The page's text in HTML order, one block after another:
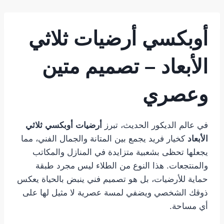
أوبكسي أرضيات ثلاثي
الأبعاد – تصميم متين
وعصري
في عالم الديكور الحديث، تبرز
أرضيات أوبكسي ثلاثي
الأبعاد كخيار فريد يجمع بين المتانة والجمال الفني، مما
يجعلها تحظى بشعبية متزايدة في المنازل والمكاتب
والمنتجعات. هذا النوع من الطلاء ليس مجرد طبقة
حماية للأرضيات، بل هو تصميم فني ينبض بالحياة يعكس
ذوقك الشخصي ويضفي لمسة عصرية لا مثيل لها على
أي مساحة.